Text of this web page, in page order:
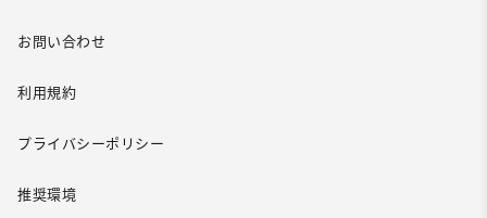
お問い合わせ
利用規約
プライバシーポリシー
推奨環境